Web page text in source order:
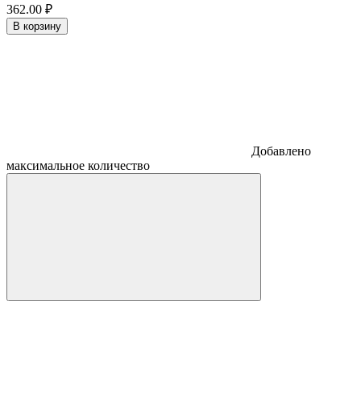
362.00 ₽
В корзину
Добавлено
максимальное количество